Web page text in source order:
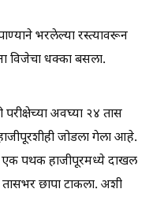
भरलेल्या रस्त्यावरून
विजेचा धक्का बसला.
परीक्षेच्या अवघ्या २४ तास
जोडला गेला आहे.
एक पथक हाजीपूरमध्ये दाखल
छापा टाकला. अशी